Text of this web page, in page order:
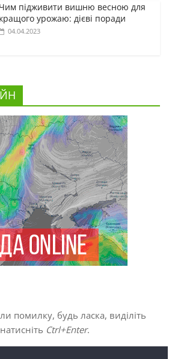
Чим підживити вишню весною для
кращого урожаю: дієві поради
04.04.2023
помилку, будь ласка, виділіть
Ctrl+Enter.